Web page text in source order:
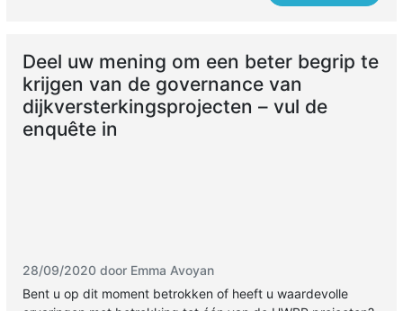
Deel uw mening om een beter begrip te
krijgen van de governance van
dijkversterkingsprojecten – vul de
enquête in
28/09/2020 door Emma Avoyan
Bent u op dit moment betrokken of heeft u waardevolle